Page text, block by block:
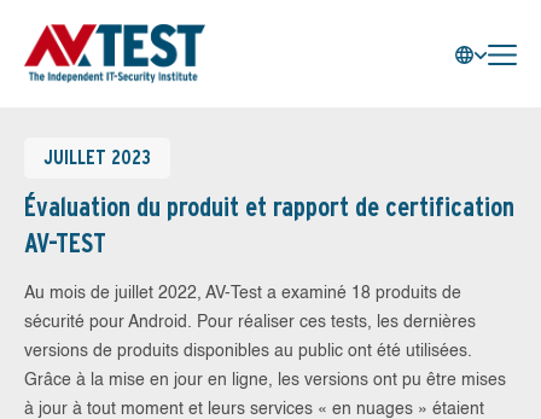
JUILLET 2023
Évaluation du produit et rapport de certification
AV-TEST
Au mois de juillet 2022, AV-Test a examiné 18 produits de
sécurité pour Android. Pour réaliser ces tests, les dernières
versions de produits disponibles au public ont été utilisées.
Grâce à la mise en jour en ligne, les versions ont pu être mises
à jour à tout moment et leurs services « en nuages » étaient